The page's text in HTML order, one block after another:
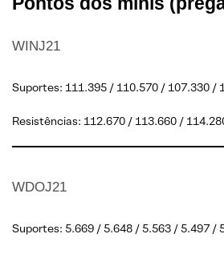
WINJ21
Suportes: 111.395 / 110.570 / 107.330 /
Resistências: 112.670 / 113.660 /
WDOJ21
Suportes: 5.669 / 5.648 / 5.563 / 5.497 /